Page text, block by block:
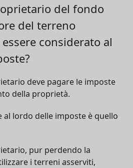
del fondo
del terreno
considerato al
deve pagare le imposte
della proprietà.
al lordo delle imposte è quello
pur perdendo la
i terreni asserviti,